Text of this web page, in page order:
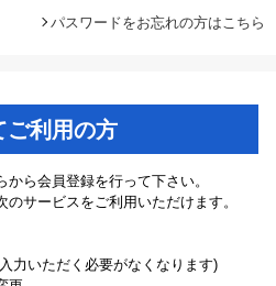
パスワードをお忘れの方はこちら
ご利用の方
ら会員登録を行って下さい。
サービスをご利用いただけます。
力いただく必要がなくなります)